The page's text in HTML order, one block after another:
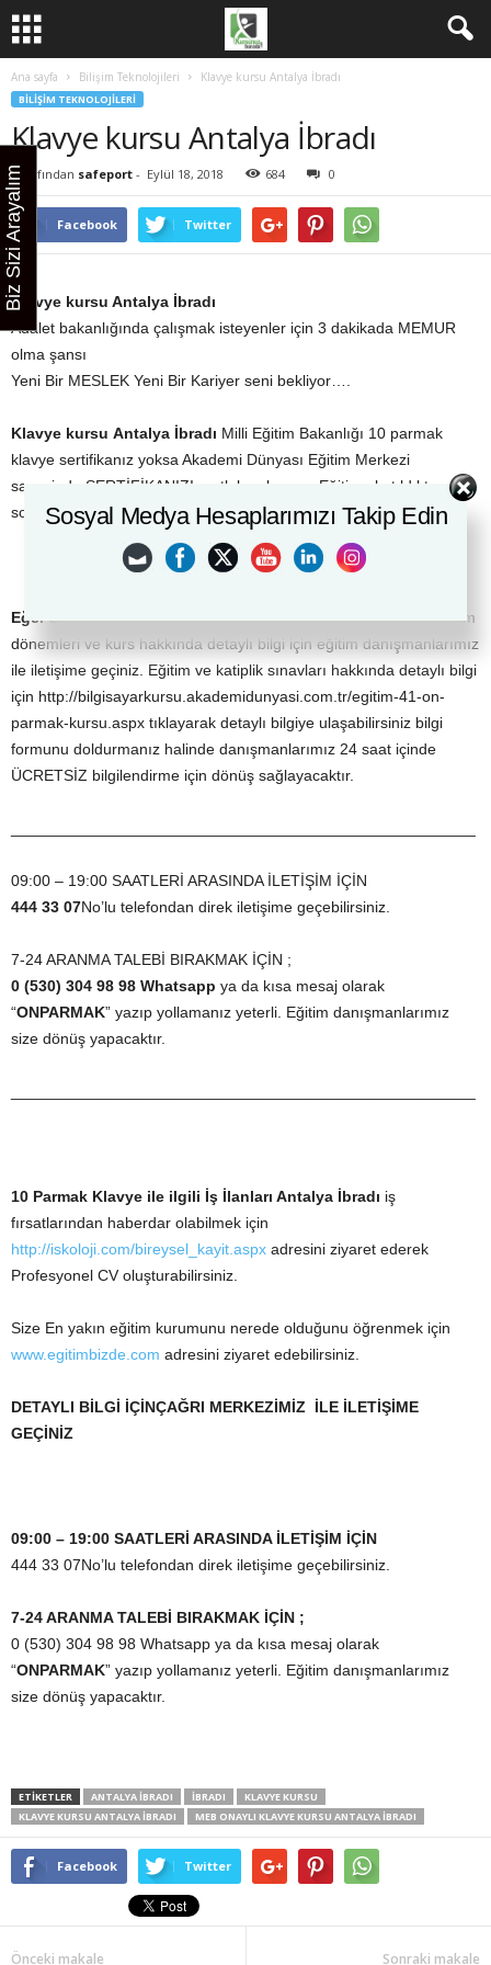
Ana sayfa Bilişim Teknolojileri Klavye kursu Antalya İbradı
BILIŞIM TEKNOLOJILERI
Klavye kursu Antalya İbradı
Tarafından safeport - Eylül 18, 2018 684 0
Facebook Twitter
Klavye kursu Antalya İbradı
Adalet bakanlığında çalışmak isteyenler için 3 dakikada MEMUR
olma şansı
Yeni Bir MESLEK Yeni Bir Kariyer seni bekliyor….
Klavye kursu Antalya İbradı Milli Eğitim Bakanlığı 10 parmak
klavye sertifikanız yoksa Akademi Dünyası Eğitim Merkezi
sayesinde SERTİFİKANIZI mutlaka alınız…. Eğitime katıldıktan
sonra başararak hayallerinize ulaşacaksınız.
Eğer sertifikanız yoksa Akademi DünyasıKlavyekurslarıeğitim
dönemleri ve kurs hakkında detaylı bilgi için eğitim danışmanlarımız
ile iletişime geçiniz. Eğitim ve katiplik sınavları hakkında detaylı bilgi
için http://bilgisayarkursu.akademidunyasi.com.tr/egitim-41-on-
parmak-kursu.aspx tıklayarak detaylı bilgiye ulaşabilirsiniz bilgi
formunu doldurmanız halinde danışmanlarımız 24 saat içinde
ÜCRETSİZ bilgilendirme için dönüş sağlayacaktır.
09:00 – 19:00 SAATLERİ ARASINDA İLETİŞİM İÇİN
444 33 07No’lu telefondan direk iletişime geçebilirsiniz.
7-24 ARANMA TALEBİ BIRAKMAK İÇİN ;
0 (530) 304 98 98 Whatsapp ya da kısa mesaj olarak
“ONPARMAK” yazıp yollamanız yeterli. Eğitim danışmanlarımız
size dönüş yapacaktır.
10 Parmak Klavye ile ilgili İş İlanları Antalya İbradı iş
fırsatlarından haberdar olabilmek için
http://iskoloji.com/bireysel_kayit.aspx adresini ziyaret ederek
Profesyonel CV oluşturabilirsiniz.
Size En yakın eğitim kurumunu nerede olduğunu öğrenmek için
www.egitimbizde.com adresini ziyaret edebilirsiniz.
DETAYLI BİLGİ İÇİNÇAĞRI MERKEZİMİZ İLE İLETİŞİME
GEÇİNİZ
09:00 – 19:00 SAATLERİ ARASINDA İLETİŞİM İÇİN
444 33 07No’lu telefondan direk iletişime geçebilirsiniz.
7-24 ARANMA TALEBİ BIRAKMAK İÇİN ;
0 (530) 304 98 98 Whatsapp ya da kısa mesaj olarak
“ONPARMAK” yazıp yollamanız yeterli. Eğitim danışmanlarımız
size dönüş yapacaktır.
ETİKETLER ANTALYA İBRADI İBRADI
KLAVYE KURSU
KLAVYE KURSU ANTALYA İBRADI
MEB ONAYLI KLAVYE KURSU ANTALYA İBRADI
Facebook Twitter
Önceki makale Sonraki makale
Sosyal Medya Hesaplarımızı Takip Edin
Biz Sizi Arayalım